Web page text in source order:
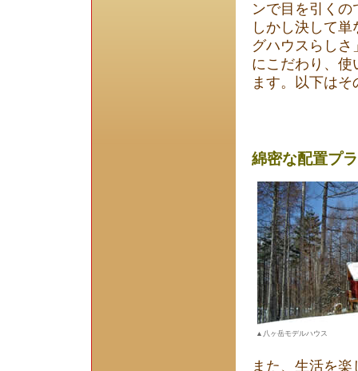
ンで目を引く
しかし決して
グハウスらし
にこだわり、使
ます。以下は
綿密な配置プ
▲八ヶ岳モデルハウス
また、生活を